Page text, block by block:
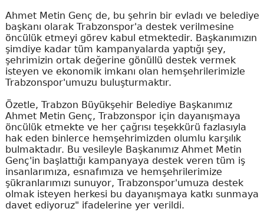
Ahmet Metin Genç de, bu şehrin bir evladı ve belediye
başkanı olarak Trabzonspor'a destek verilmesine
öncülük etmeyi görev kabul etmektedir. Başkanımızın
şimdiye kadar tüm kampanyalarda yaptığı şey,
şehrimizin ortak değerine gönüllü destek vermek
isteyen ve ekonomik imkanı olan hemşehrilerimizle
Trabzonspor'umuzu buluşturmaktır.
Özetle, Trabzon Büyükşehir Belediye Başkanımız
Ahmet Metin Genç, Trabzonspor için dayanışmaya
öncülük etmekte ve her çağrısı teşekkürü fazlasıyla
hak eden binlerce hemşehrimizden olumlu karşılık
bulmaktadır. Bu vesileyle Başkanımız Ahmet Metin
Genç'in başlattığı kampanyaya destek veren tüm iş
insanlarımıza, esnafımıza ve hemşehrilerimize
şükranlarımızı sunuyor, Trabzonspor'umuza destek
olmak isteyen herkesi bu dayanışmaya katkı sunmaya
davet ediyoruz" ifadelerine yer verildi.